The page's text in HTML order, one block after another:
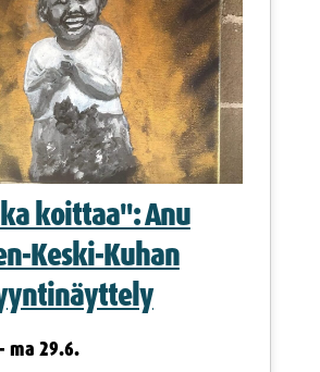
koittaa": Anu
Keski-Kuhan
ma 29.6.